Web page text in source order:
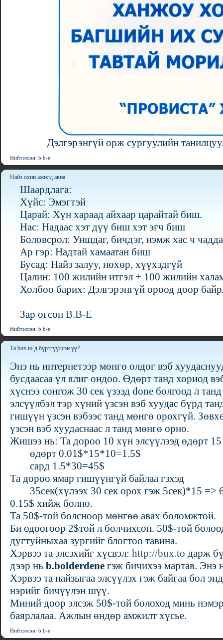
Дэлгэрэнгүй орж сургуулийн
Нийтэлсэн: b.b-e
Найз охин ажилд авна
Шаардлага:
Хүйс: Эмэгтэй
Царай: Хүн хараад айхаар царайтай биш.
Нас: Надаас хэт дүү биш хэт эгч биш
Боловсрол: Уншдаг, бичдэг, нэмж хас ч
Ар гэр: Надтай хамаатан биш
Бусад: Найз залуу, нөхөр, хүүхэдгүй
Цалин: 100 жилийн итгэл + 100 жилийн
Холбоо барих: Дэлгэрэнгүй ороод доор
Зар өгсөн B.B-E
Нийтэлсэн: b.b-e
Та bux.to-д бүртгүүлсэн үү?
Энэ нь интернетээр мөнгө олдог вэб
бусдаасаа үл ялиг ондоо. Өдөрт танд хориод
хүснээ сонгож 30 сек үзээд done болгоод л
элсүүлбэл тэр хүний үзсэн вэб хуудас бүрд
гишүүн үзсэн вэбээс танд мөнгө орохгүй.
үзсэн вэб хуудаснаас л танд мөнгө орно.
Жишээ нь: Та дороо 10 хүн элсүүлээд өдөрт 15
өдөрт 0.01$*15*10=1.5$
сард 1.5*30=45$
Та дороо ямар гишүүнгүй байлаа гэхэд
35сек(хүлээх 30 сек орох гэж 5сек)*15 =>
0.15$ хийж болно.
Та 50$-той болсноор мөнгөө авах боломжтой.
Би одоогоор 2$той л болчихсон. 50$-той
дугтуйныхаа зургийг блогтоо тавина.
Хэрвээ та элсэхийг хүсвэл: http://bux.to дарж
дээр нь b.bolderdene гэж бичихээ мартав. Энэ
Хэрвээ та найзыгаа элсүүлэх гэж байгаа бол
нэрийг бичүүлэн шүү.
Миний доор элсэж 50$-той болоход минь
баярлалаа. Ажлын өндөр амжилт хүсье.
Нийтэлсэн: b.b-e